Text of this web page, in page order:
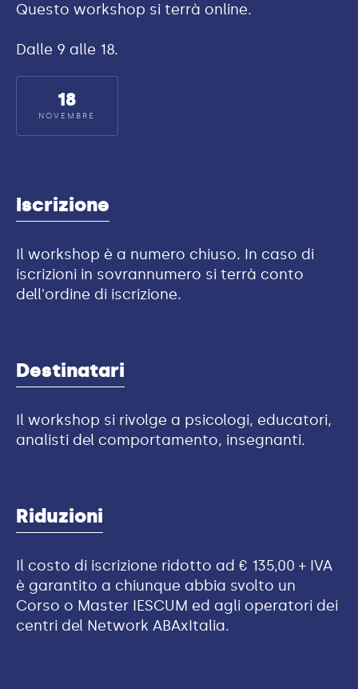
Questo workshop si terrà online.
Dalle 9 alle 18.
18
NOVEMBRE
Iscrizione
Il workshop è a numero chiuso. In caso di
iscrizioni in sovrannumero si terrà conto
dell'ordine di iscrizione.
Destinatari
Il workshop si rivolge a psicologi, educatori,
analisti del comportamento, insegnanti.
Riduzioni
Il costo di iscrizione ridotto ad € 135,00 + IVA
è garantito a chiunque abbia svolto un
Corso o Master IESCUM ed agli operatori dei
centri del Network ABAxItalia.